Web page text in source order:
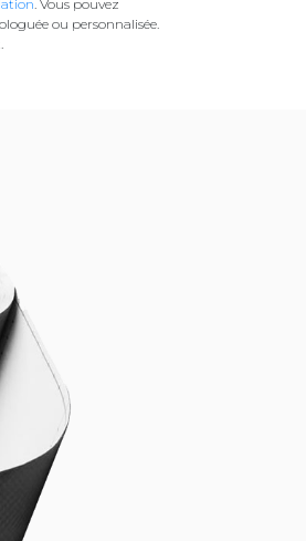
. Vous pouvez
ou personnalisée.